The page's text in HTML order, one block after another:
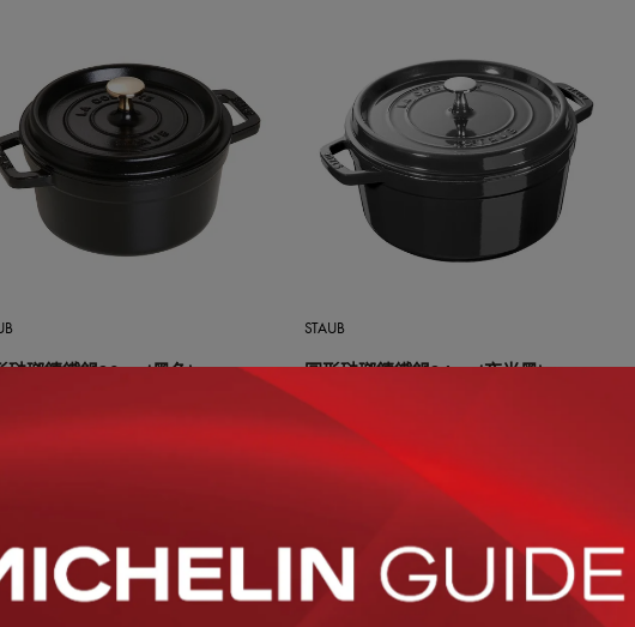
琺瑯鑄鐵鍋20cm (黑色)
STAUB
圓形琺瑯鑄鐵鍋24cm (夜光黑)
NT$10,150